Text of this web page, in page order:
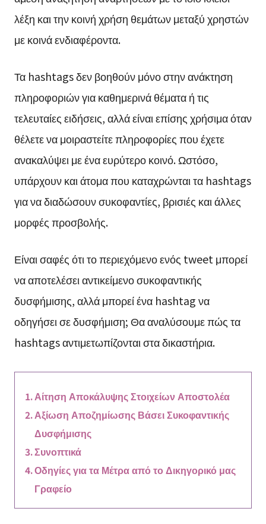
λέξη και την κοινή χρήση θεμάτων μεταξύ χρηστών
με κοινά ενδιαφέροντα.
Τα hashtags δεν βοηθούν μόνο στην ανάκτηση
πληροφοριών για καθημερινά θέματα ή τις
τελευταίες ειδήσεις, αλλά είναι επίσης χρήσιμα όταν
θέλετε να μοιραστείτε πληροφορίες που έχετε
ανακαλύψει με ένα ευρύτερο κοινό. Ωστόσο,
υπάρχουν και άτομα που καταχρώνται τα hashtags
για να διαδώσουν συκοφαντίες, βρισιές και άλλες
μορφές προσβολής.
Είναι σαφές ότι το περιεχόμενο ενός tweet μπορεί
να αποτελέσει αντικείμενο συκοφαντικής
δυσφήμισης, αλλά μπορεί ένα hashtag να
οδηγήσει σε δυσφήμιση; Θα αναλύσουμε πώς τα
hashtags αντιμετωπίζονται στα δικαστήρια.
Αίτηση Αποκάλυψης Στοιχείων Αποστολέα
Αξίωση Αποζημίωσης Βάσει Συκοφαντικής
Δυσφήμισης
Συνοπτικά
Οδηγίες για τα Μέτρα από το Δικηγορικό μας
Γραφείο